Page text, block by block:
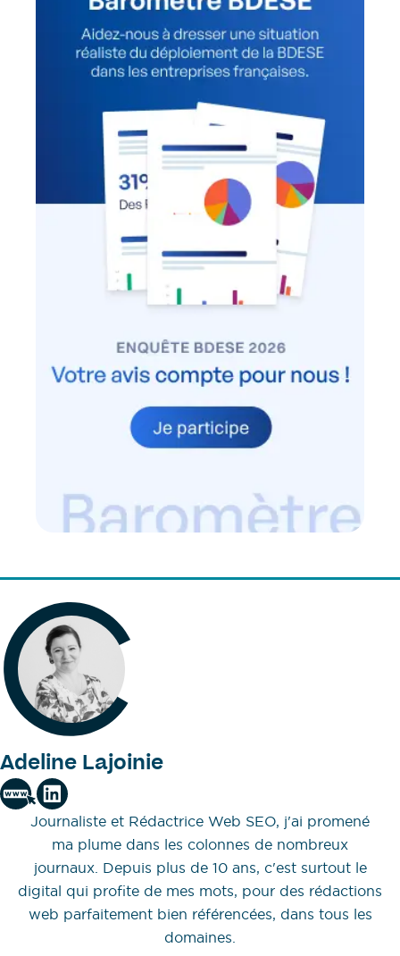
Adeline Lajoinie
Journaliste et Rédactrice Web SEO, j'ai promené
ma plume dans les colonnes de nombreux
journaux. Depuis plus de 10 ans, c'est surtout le
digital qui profite de mes mots, pour des rédactions
web parfaitement bien référencées, dans tous les
domaines.